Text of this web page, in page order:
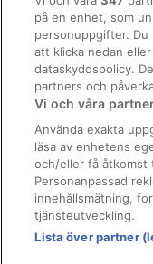
Hotell i Vorno
Hotell i Lucca
Hotell i Luccas
Regler och villkor för
Juridisk information/
Riktlinjer för innehåll
Hjälp
Kontakta oss
Avboka eller ändra din
Boka ett flyg med
på en enhet, som
personuppgifter. Du
att klicka nedan
dataskyddspolicy.
partners och
Vi och våra
Använda exakta
läsa av enhetens
och/eller få åtkomst
Personanpassad
innehållsmätning,
tjänsteutveckling.
Lista över partner